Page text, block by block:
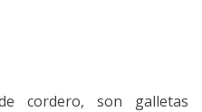
cordero, son galletas